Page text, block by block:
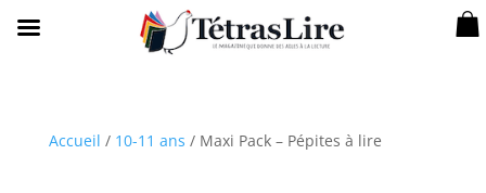
Accueil / 10-11 ans / Maxi Pack – Pépites à lire